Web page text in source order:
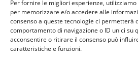
Per fornire le migliori esperienze,
per memorizzare e/o accedere alle
consenso a queste tecnologie ci permetterà
comportamento di navigazione o ID unici su
acconsentire o ritirare il consenso può
caratteristiche e funzioni.
Email:
PEC:
dragoniassicurazioni@pec.it